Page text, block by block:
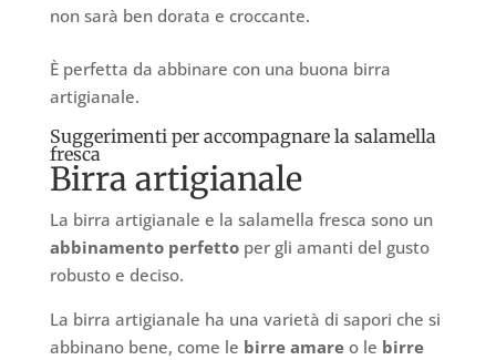
non sarà ben dorata e croccante.
È perfetta da abbinare con una buona birra
artigianale.
Suggerimenti per accompagnare la salamella
fresca
Birra artigianale
La birra artigianale e la salamella fresca sono un
abbinamento perfettoper gli amanti del gusto
robusto e deciso.
La birra artigianale ha una varietà di sapori che si
abbinano bene, come le birre amareo le birre